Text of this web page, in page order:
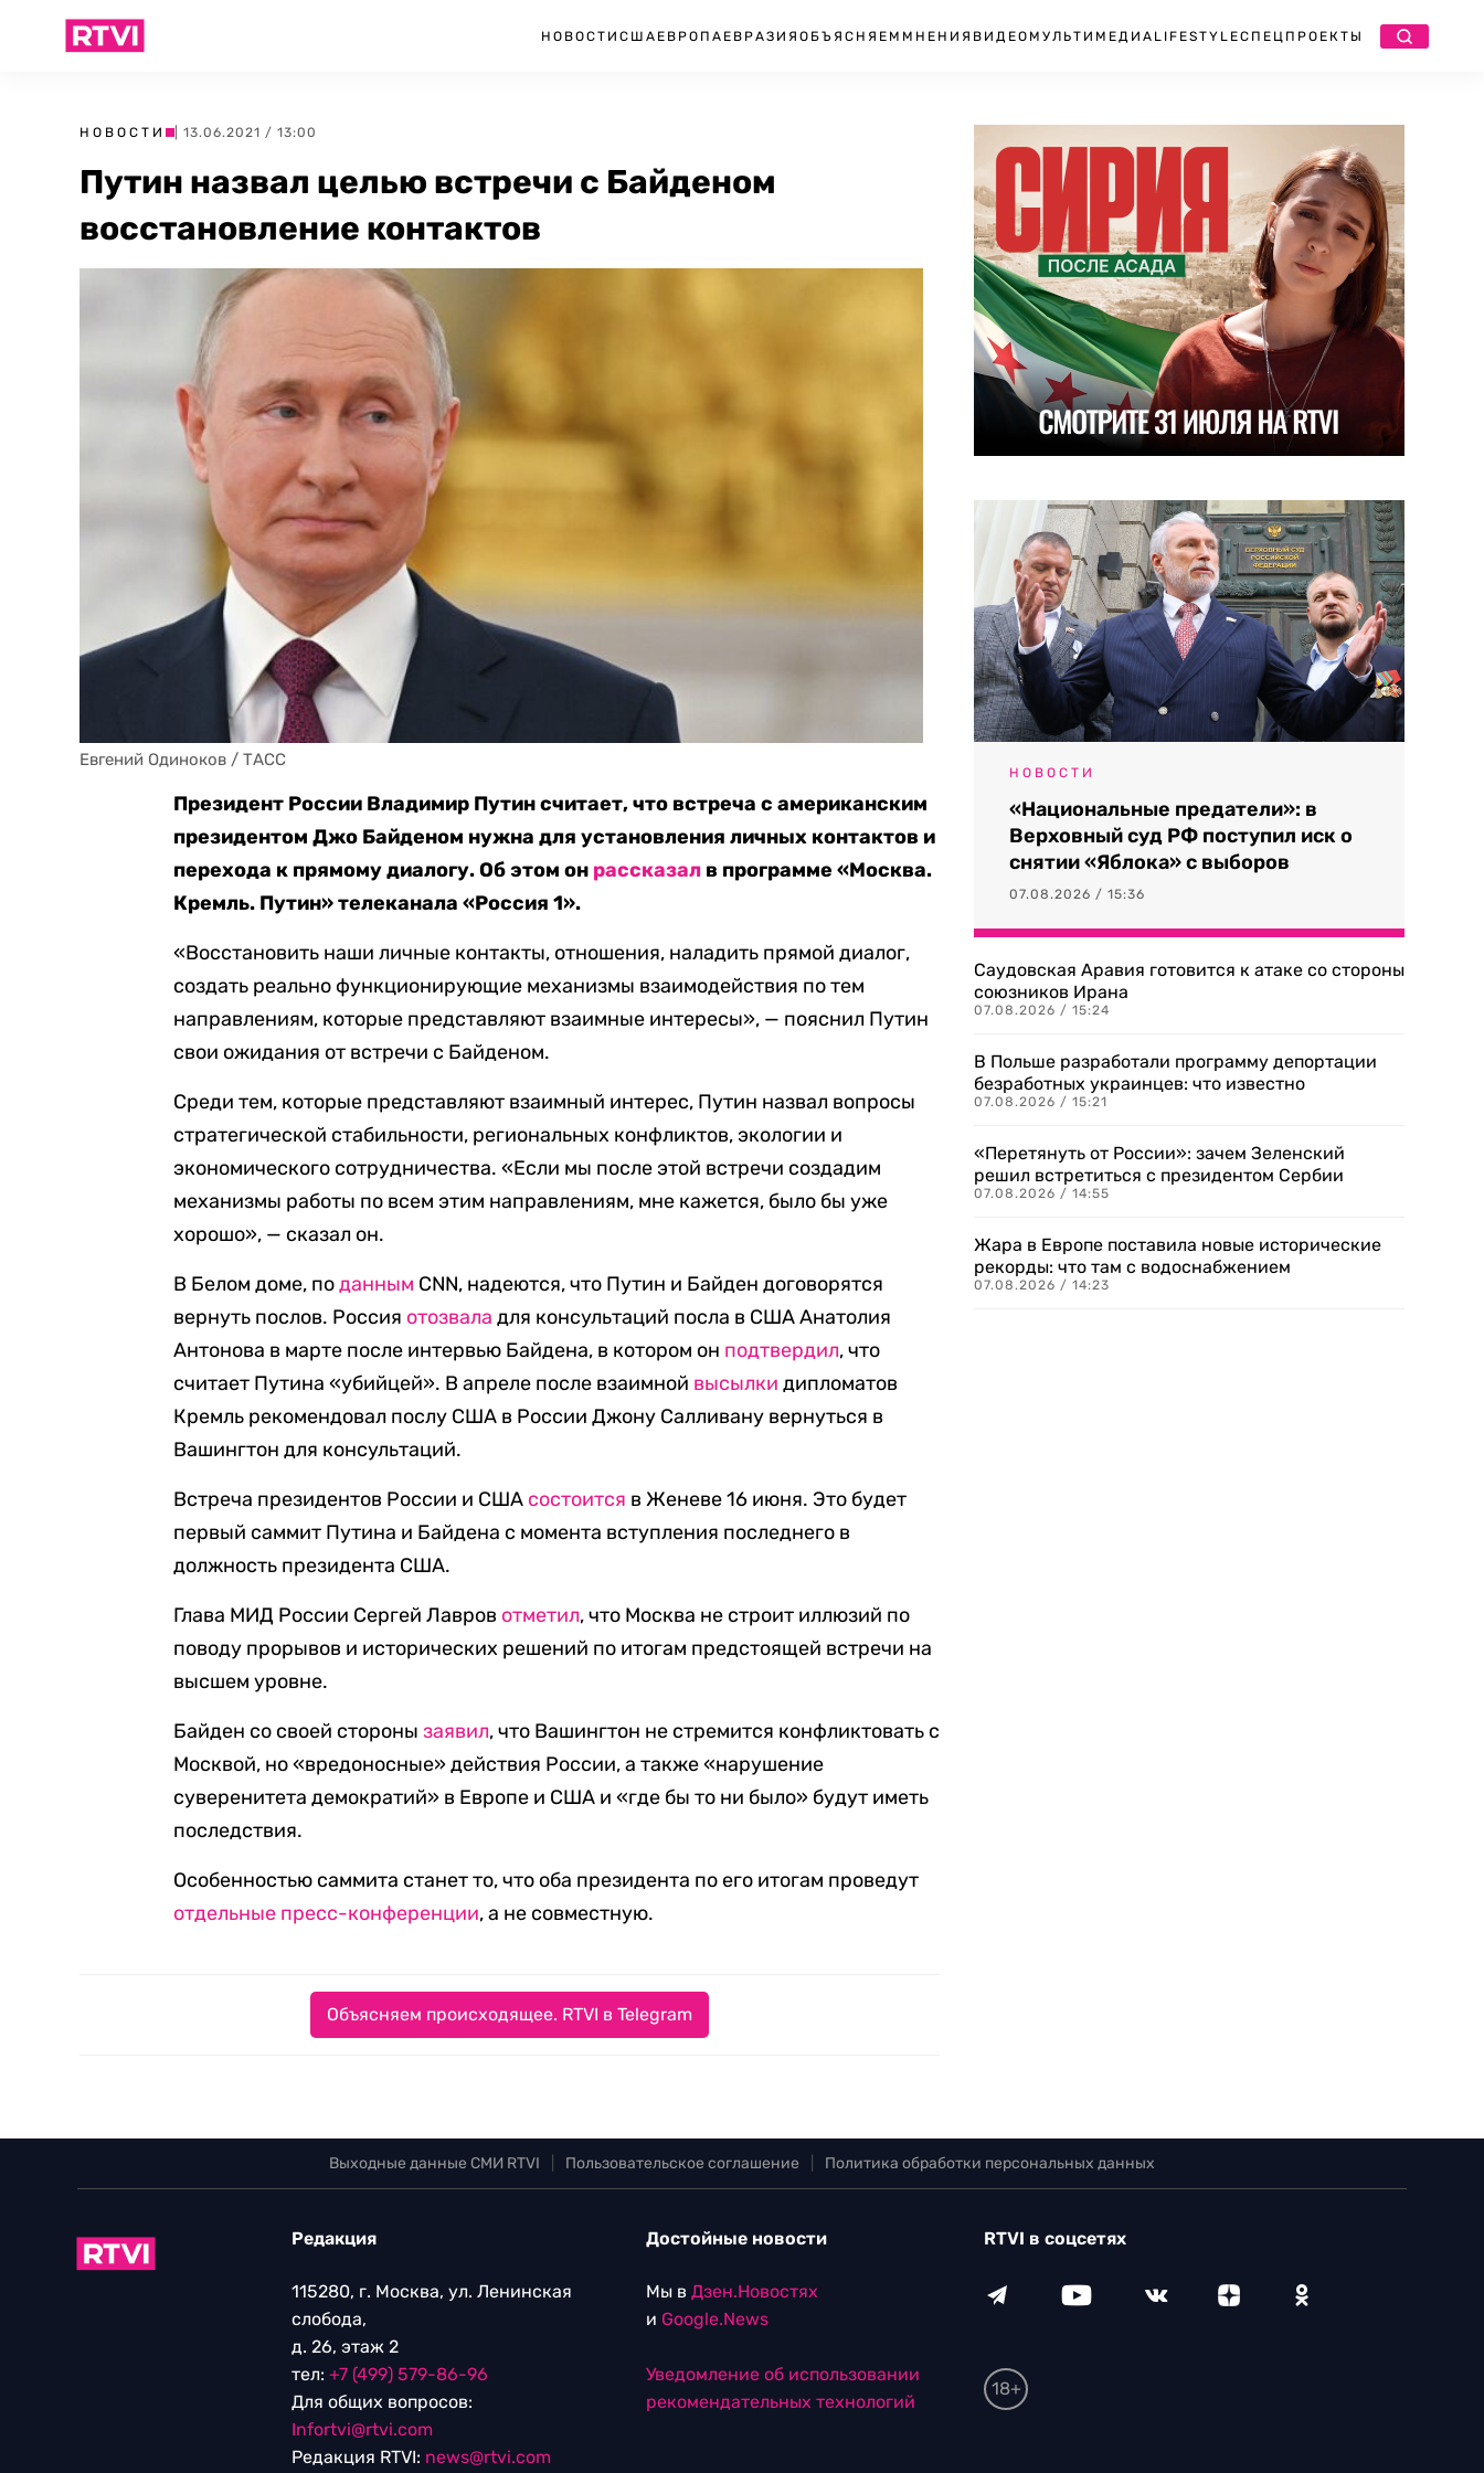
НОВОСТИ США ЕВРОПА ЕВРАЗИЯ ОБЪЯСНЯЕМ МНЕНИЯ ВИДЕО МУЛЬТИМЕДИА LIFESTYLEСПЕЦПРОЕКТЫ
НОВОСТИ | 13.06.2021 / 13:00
Путин назвал целью встречи с Байденом
восстановление контактов
Евгений Одиноков / ТАСС
Президент России Владимир Путин считает, что встреча с американским
президентом Джо Байденом нужна для установления личных контактов и
перехода к прямому диалогу. Об этом он рассказал в программе «Москва.
Кремль. Путин» телеканала «Россия 1».
«Восстановить наши личные контакты, отношения, наладить прямой диалог,
создать реально функционирующие механизмы взаимодействия по тем
направлениям, которые представляют взаимные интересы», — пояснил Путин
свои ожидания от встречи с Байденом.
Среди тем, которые представляют взаимный интерес, Путин назвал вопросы
стратегической стабильности, региональных конфликтов, экологии и
экономического сотрудничества. «Если мы после этой встречи создадим
механизмы работы по всем этим направлениям, мне кажется, было бы уже
хорошо», — сказал он.
В Белом доме, поданным CNN, надеются, что Путин и Байден договорятся
вернуть послов. Россия отозвала для консультаций посла в США Анатолия
Антонова в марте после интервью Байдена, в котором он подтвердил, что
считает Путина «убийцей». В апреле после взаимной высылки дипломатов
Кремль рекомендовал послу США в России Джону Салливану вернуться в
Вашингтон для консультаций.
Встреча президентов России и США состоится в Женеве 16 июня. Это будет
первый саммит Путина и Байдена с момента вступления последнего в
должность президента США.
Глава МИД России Сергей Лавров отметил, что Москва не строит иллюзий по
поводу прорывов и исторических решений по итогам предстоящей встречи на
высшем уровне.
Байден со своей сторонызаявил, что Вашингтон не стремится конфликтовать с
Москвой, но «вредоносные» действия России, а также «нарушение
суверенитета демократий» в Европе и США и «где бы то ни было» будут иметь
последствия.
Особенностью саммита станет то, что оба президента по его итогам проведут
отдельные пресс-конференции, а не совместную.
Объясняем происходящее. RTVI в Telegram
НОВОСТИ
«Национальные предатели»: в
Верховный суд РФ поступил иск о
снятии «Яблока» с выборов
07.08.2026 / 15:36
Саудовская Аравия готовится к атаке со стороны
союзников Ирана
07.08.2026 / 15:24
В Польше разработали программу депортации
безработных украинцев: что известно
07.08.2026 / 15:21
«Перетянуть от России»: зачем Зеленский
решил встретиться с президентом Сербии
07.08.2026 / 14:55
Жара в Европе поставила новые исторические
рекорды: что там с водоснабжением
07.08.2026 / 14:23
Выходные данные СМИ RTVI Пользовательское соглашение Политика обработки персональных данных
Редакция
115280, г. Москва, ул. Ленинская
слобода,
д. 26, этаж 2
тел: +7 (499) 579-86-96
Для общих вопросов:
Infortvi@rtvi.com
Редакция RTVI: news@rtvi.com
Достойные новости
Мы в Дзен.Новостях
и Google.News
Уведомление об использовании
рекомендательных технологий
RTVI в соцсетях
18+